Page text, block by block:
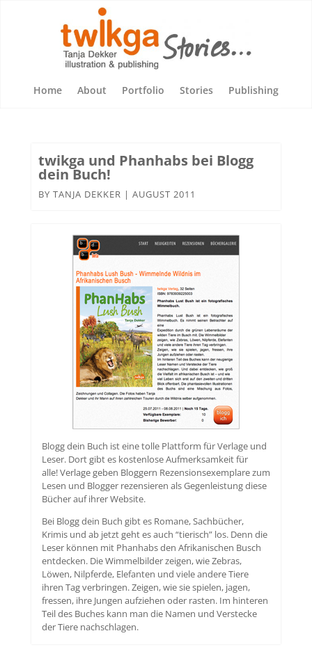
Home About Portfolio Stories Publishing
twikga und Phanhabs bei Blogg
dein Buch!
BY TANJA DEKKER | AUGUST 2011
Blogg dein Buch ist eine tolle Plattform für Verlage und
Leser. Dort gibt es kostenlose Aufmerksamkeit für
alle! Verlage geben Bloggern Rezensionsexemplare zum
Lesen und Blogger rezensieren als Gegenleistung diese
Bücher auf ihrer Website.
Bei Blogg dein Buch gibt es Romane, Sachbücher,
Krimis und ab jetzt geht es auch “tierisch” los. Denn die
Leser können mit Phanhabs den Afrikanischen Busch
entdecken. Die Wimmelbilder zeigen, wie Zebras,
Löwen, Nilpferde, Elefanten und viele andere Tiere
ihren Tag verbringen. Zeigen, wie sie spielen, jagen,
fressen, ihre Jungen aufziehen oder rasten. Im hinteren
Teil des Buches kann man die Namen und Verstecke
der Tiere nachschlagen.